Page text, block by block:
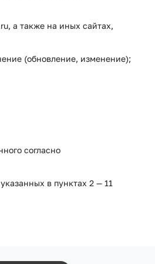
а также на иных сайтах,
(обновление, изменение);
согласно
в пунктах 2 — 11